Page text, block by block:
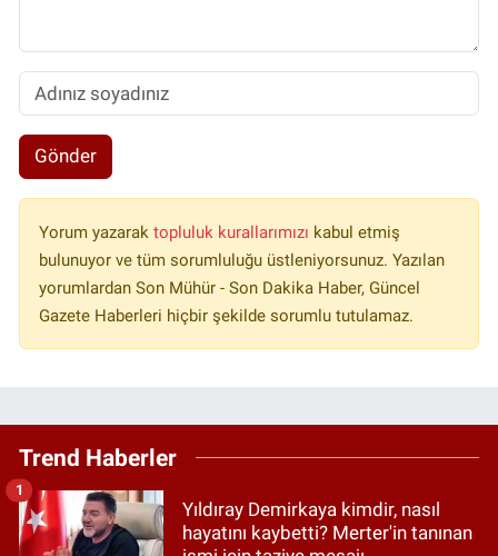
Gönder
Yorum yazarak topluluk kurallarımızı kabul etmiş
bulunuyor ve tüm sorumluluğu üstleniyorsunuz. Yazılan
yorumlardan Son Mühür - Son Dakika Haber, Güncel
Gazete Haberleri hiçbir şekilde sorumlu tutulamaz.
Trend Haberler
Yıldıray Demirkaya kimdir, nasıl
hayatını kaybetti? Merter'in tanınan
1